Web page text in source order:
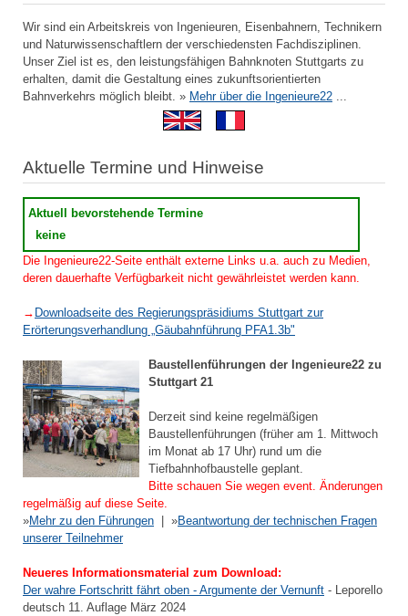
Wir sind ein Arbeitskreis von Ingenieuren, Eisenbahnern, Technikern
und Naturwissenschaftlern der verschiedensten Fachdisziplinen.
Unser Ziel ist es, den leistungsfähigen Bahnknoten Stuttgarts zu
erhalten, damit die Gestaltung eines zukunftsorientierten
Bahnverkehrs möglich bleibt. » Mehr über die Ingenieure22
Aktuelle Termine und Hinweise
Aktuell bevorstehende Termine
keine
Die Ingenieure22-Seite enthält externe Links u.a. auch zu Medien,
deren dauerhafte Verfügbarkeit nicht gewährleistet werden kann.
→ Downloadseite des Regierungspräsidiums Stuttgart zur
Erörterungsverhandlung „Gäubahnführung PFA1.3b"
Baustellenführungen der Ingenieure22 zu
Stuttgart 21
Derzeit sind keine regelmäßigen
Baustellenführungen (früher am 1. Mittwoch
im Monat ab 17 Uhr) rund um die
Tiefbahnhofbaustelle geplant.
Bitte schauen Sie wegen event. Änderungen
regelmäßig auf diese Seite.
»Mehr zu den Führungen | »Beantwortung der technischen Fragen
unserer Teilnehmer
Neueres Informationsmaterial zum Download:
Der wahre Fortschritt fährt oben - Argumente der Vernunft - Leporello
deutsch 11. Auflage März 2024